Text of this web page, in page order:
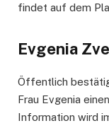
findet auf dem
Evgenia
Öffentlich
Frau Evgenia
Information wird